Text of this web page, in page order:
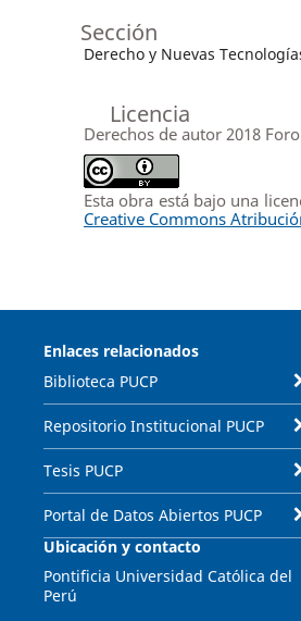
Sección
Derecho y Nuevas
Licencia
Derechos de autor 2018
Esta obra está bajo una
Creative Commons
Enlaces relacionados
Biblioteca PUCP
Repositorio Institucional PUCP
Tesis PUCP
Portal de Datos Abiertos PUCP
Ubicación y contacto
Pontificia Universidad Católica del
Perú